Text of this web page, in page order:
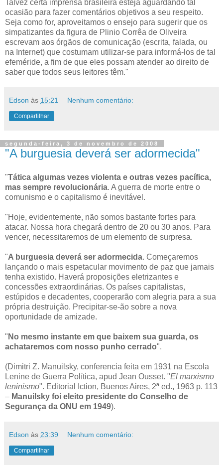
Talvez certa imprensa brasileira esteja aguardando tal
ocasião para fazer comentários objetivos a seu respeito.
Seja como for, aproveitamos o ensejo para sugerir que os
simpatizantes da figura de Plinio Corrêa de Oliveira
escrevam aos órgãos de comunicação (escrita, falada, ou
na Internet) que costumam utilizar-se para informá-los de tal
efeméride, a fim de que eles possam atender ao direito de
saber que todos seus leitores têm."
Edson às 15:21 Nenhum comentário:
Compartilhar
segunda-feira, 3 de novembro de 2008
"A burguesia deverá ser adormecida"
"Tática algumas vezes violenta e outras vezes pacífica,
mas sempre revolucionária. A guerra de morte entre o
comunismo e o capitalismo é inevitável.
"Hoje, evidentemente, não somos bastante fortes para
atacar. Nossa hora chegará dentro de 20 ou 30 anos. Para
vencer, necessitaremos de um elemento de surpresa.
"A burguesia deverá ser adormecida. Começaremos
lançando o mais espetacular movimento de paz que jamais
tenha existido. Haverá proposições eletrizantes e
concessões extraordinárias. Os países capitalistas,
estúpidos e decadentes, cooperarão com alegria para a sua
própria destruição. Precipitar-se-ão sobre a nova
oportunidade de amizade.
" No mesmo instante em que baixem sua guarda, os
achataremos com nosso punho cerrado".
(Dimitri Z. Manuilsky, conferencia feita em 1931 na Escola
Lenine de Guerra Política, apud Jean Ousset. "El marxismo
leninismo". Editorial Iction, Buenos Aires, 2ª ed., 1963 p. 113
– Manuilsky foi eleito presidente do Conselho de
Segurança da ONU em 1949).
Edson às 23:39 Nenhum comentário:
Compartilhar